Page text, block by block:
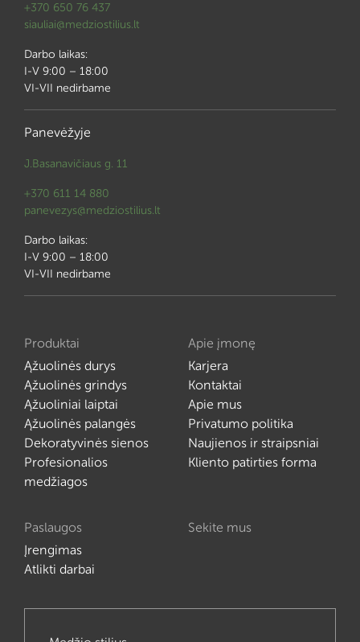
+370 650 76 437
siauliai@medziostilius.lt
Darbo laikas:
I-V 9:00 – 18:00
VI-VII nedirbame
Panevėžyje
J.Basanavičiaus g. 11
+370 611 14 880
panevezys@medziostilius.lt
Darbo laikas:
I-V 9:00 – 18:00
VI-VII nedirbame
Produktai
Ąžuolinės durys
Ąžuolinės grindys
Ąžuoliniai laiptai
Ąžuolinės palangės
Dekoratyvinės sienos
Profesionalios
medžiagos
Apie įmonę
Karjera
Kontaktai
Apie mus
Privatumo politika
Naujienos ir straipsniai
Kliento patirties forma
Paslaugos
Įrengimas
Atlikti darbai
Sekite mus